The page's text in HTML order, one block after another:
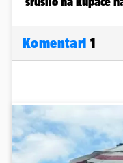
Komentari 1